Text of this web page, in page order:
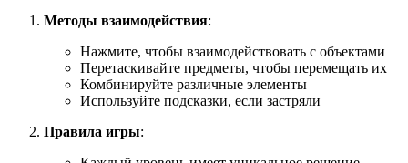
Методы взаимодействия:
Нажмите, чтобы взаимодействовать с объектами
Перетаскивайте предметы, чтобы перемещать их
Комбинируйте различные элементы
Используйте подсказки, если застряли
Правила игры: